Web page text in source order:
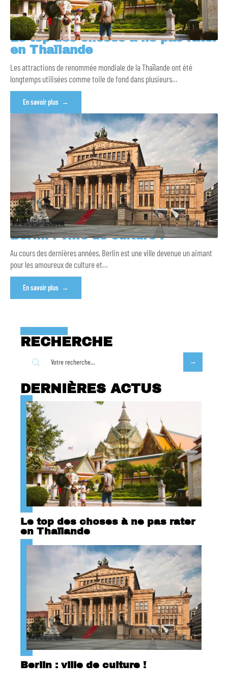
Le top des choses à ne pas rater
en Thaïlande
Les attractions de renommée mondiale de la Thaïlande ont été
longtemps utilisées comme toile de fond dans plusieurs…
En savoir plus
Berlin : ville de culture !
Au cours des dernières années, Berlin est une ville devenue un aimant
pour les amoureux de culture et…
En savoir plus
RECHERCHE
DERNIÈRES ACTUS
Le top des choses à ne pas rater
en Thaïlande
Berlin : ville de culture !